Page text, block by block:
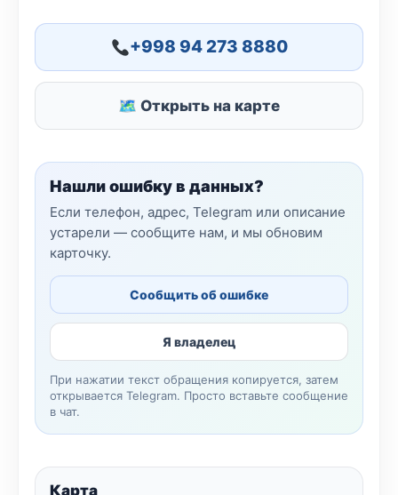
+998 94 273 8880
🗺 Открыть на карте
Нашли ошибку в данных?
Если телефон, адрес, Telegram или описание
устарели — сообщите нам, и мы обновим
карточку.
Сообщить об ошибке
Я владелец
При нажатии текст обращения копируется, затем
открывается Telegram. Просто вставьте сообщение
в чат.
Карта